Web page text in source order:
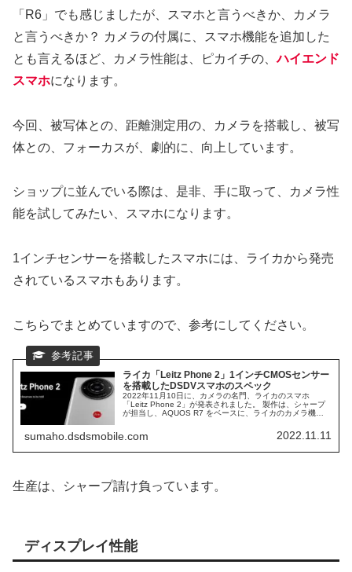
「R6」でも感じましたが、スマホと言うべきか、カメラ
と言うべきか？ カメラの付属に、スマホ機能を追加した
とも言えるほど、カメラ性能は、ピカイチの、ハイエンド
スマホになります。
今回、被写体との、距離測定用の、カメラを搭載し、被写
体との、フォーカスが、劇的に、向上しています。
ショップに並んでいる際は、是非、手に取って、カメラ性
能を試してみたい、スマホになります。
1インチセンサーを搭載したスマホには、ライカから発売
されているスマホもあります。
こちらでまとめていますので、参考にしてください。
ライカ「Leitz Phone 2」1インチCMOSセンサー
を搭載したDSDVスマホのスペック
2022年11月10日に、カメラの名門、ライカのスマホ
「Leitz Phone 2」が発表されました。 製作は、シャープ
が担当し、AQUOS R7 をベースに、ライカのカメラ機能
サーを搭載した、ハイエンドスマホの、スペック仕様を覗
いてみます。
sumaho.dsdsmobile.com 2022.11.11
生産は、シャープ請け負っています。
ディスプレイ性能